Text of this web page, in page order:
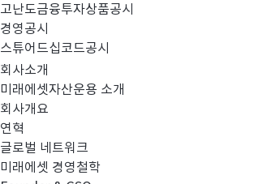
고난도금융투자상품공시
경영공시
스튜어드십코드공시
회사소개
미래에셋자산운용 소개
회사개요
연혁
글로벌 네트워크
미래에셋 경영철학
AP1호_영업보고서_2024.4분기.pdf
이전글